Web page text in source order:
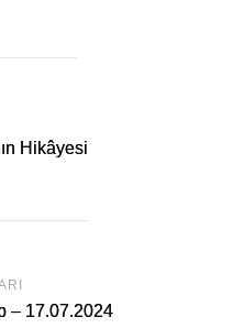
Hikâyesi
– 17.07.2024